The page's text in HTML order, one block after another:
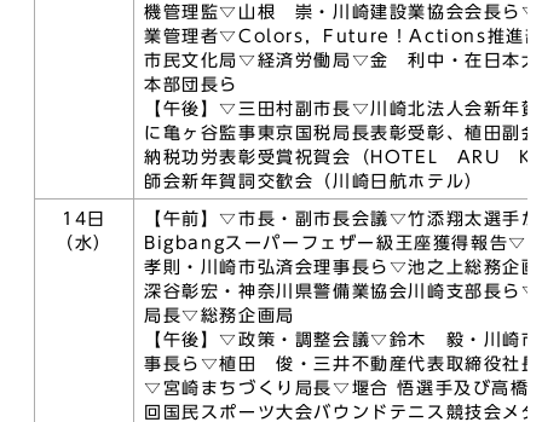
機管理監▽山根 崇・川崎建設業協会会長ら▽
業管理者▽Colors，Future！Actions推進
市民文化局▽経済労働局▽金 利中・在日本大
本部団長ら
【午後】▽三田村副市長▽川崎北法人会新年
に亀ヶ谷監事東京国税局長表彰受彰、植田副
納税功労表彰受賞祝賀会（HOTEL ARU
師会新年賀詞交歓会（川崎日航ホテル）
14日
（水）
【午前】▽市長・副市長会議▽竹添翔太選手
Bigbangスーパーフェザー級王座獲得報告▽
孝則・川崎市弘済会理事長ら▽池之上総務企
深谷彰宏・神奈川県警備業協会川崎支部長ら
局長▽総務企画局
【午後】▽政策・調整会議▽鈴木 毅・川崎市
事長ら▽植田 俊・三井不動産代表取締役社
▽宮崎まちづくり局長▽堰合 悟選手及び高橋
回国民スポーツ大会バウンドテニス競技会メ